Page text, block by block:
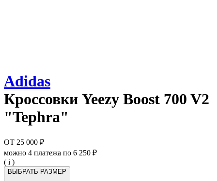
Adidas
Кроссовки Yeezy Boost 700 V2
"Tephra"
ОТ 25 000 ₽
можно 4 платежа по 6 250 ₽
( i )
ВЫБРАТЬ РАЗМЕР